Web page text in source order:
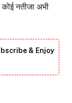
नतीजा अभी
& Enjoy